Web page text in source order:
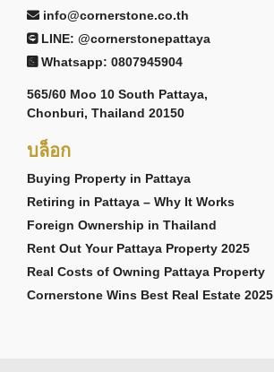
info@cornerstone.co.th
LINE: @cornerstonepattaya
Whatsapp: 0807945904
565/60 Moo 10 South Pattaya,
Chonburi, Thailand 20150
บล็อก
Buying Property in Pattaya
Retiring in Pattaya – Why It Works
Foreign Ownership in Thailand
Rent Out Your Pattaya Property 2025
Real Costs of Owning Pattaya Property
Cornerstone Wins Best Real Estate 2025